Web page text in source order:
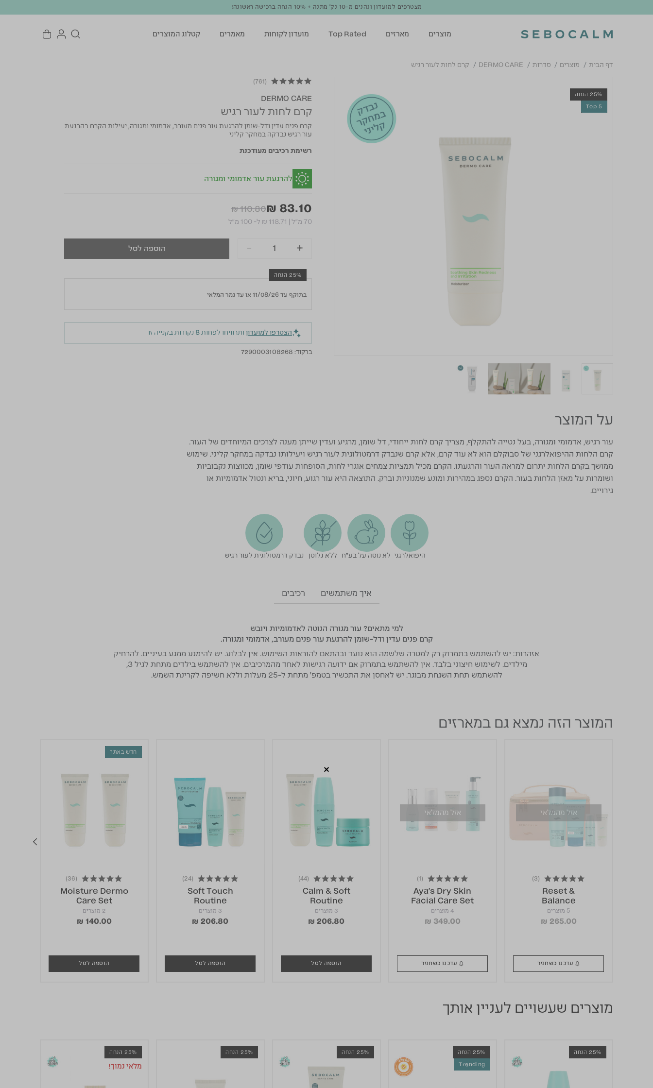
מצטרפים למועדון ונהנים מ-10 נק' מתנה + 10% הנחה ברכישה ראשונה!
מוצרים מארזים Top Rated מועדון לקוחות מאמרים קטלוג המוצרים
דף הבית מוצרים סדרות DERMO CARE קרם לחות לעור רגיש
Top 5
25% הנחה
4.9 star rating
(761)
DERMO CARE
קרם לחות לעור רגיש
קרם פנים עדין ודל-שומן להרגעת עור פנים מעורב, אדמומי ומגורה, יעילות הקרם בהרגעת
עור רגיש נבדקה במחקר קליני
רשימת רכיבים מעודכנת
להרגעת עור אדמומי ומגורה
₪ 83.10
Price reduced from
₪ 110.80to
70 מ"ל ₪ 118.71 ל- 100 מ"ל
+
- הוספה לסל
25% הנחה
בתוקף עד 11/08/26 או עד גמר המלאי
הצטרפו למועדון ותרוויחו לפחות 8 נקודות בקנייה זו
ברקוד: 7290003108268
על המוצר
עור רגיש, אדמומי ומגורה, בעל נטייה להתקלף, מצריך קרם לחות ייחודי, דל שומן, מרגיע ועדין שייתן מענה לצרכים המיוחדים של העור.
קרם הלחות ההיפואלרגני של סבוקלם הוא לא עוד קרם, אלא קרם שנבדק דרמטולוגית לעור רגיש ויעילותו נבדקה במחקר קליני. שימוש
ממושך בקרם הלחות יתרום למראה העור והרגעתו. הקרם מכיל תמציות צמחים אוגרי לחות, הסופחות עודפי שומן, מכווצות נקבוביות
ושומרות על מאזן הלחות בעור. הקרם נספג במהירות ומונע שמנוניות וברק. התוצאה היא עור רגוע, חיוני, בריא ונטול אדמומיות או
גירויים.
היפואלרגני לא נוסה על בע"ח ללא גלוטן נבדק דרמטולוגית לעור רגיש
איך משתמשים רכיבים
למי מתאים? עור מגורה הנוטה לאדמומיות ויובש
קרם פנים עדין ודל-שומן להרגעת עור פנים מעורב, אדמומי ומגורה.
אזהרות: יש להשתמש בתמרוק רק למטרה שלשמה הוא נועד ובהתאם להוראות השימוש. אין לבלוע. יש להימנע ממגע בעיניים. להרחיק
מילדים. לשימוש חיצוני בלבד. אין להשתמש בתמרוק אם ידועה רגישות לאחד מהמרכיבים. אין להשתמש בילדים מתחת לגיל 3,
להשתמש תחת השגחת מבוגר. יש לאחסן את התכשיר בטמפ' מתחת ל-25 מעלות וללא חשיפה לקרינת השמש.
המוצר הזה נמצא גם במארזים
אזל מהמלאי
5.0 star rating
(3)
Reset &
Balance
Routine
5 מוצרים
₪ 265.00
אזל מהמלאי
5.0 star rating
(1)
Aya’s Dry Skin
Facial Care Set
4 מוצרים
₪ 349.00
4.8 star rating
(44)
Calm & Soft
Routine
3 מוצרים
₪ 206.80
הוספה לסל
4.8 star rating
(24)
Soft Touch
Routine
3 מוצרים
₪ 206.80
הוספה לסל
חדש באתר
4.8 star rating
(36)
Moisture Dermo
Care Set
2 מוצרים
₪ 140.00
הוספה לסל
מוצרים שעשויים לעניין אותך
25% הנחה
Trending
25% הנחה 25% הנחה 25% הנחה 25% הנחה
מלאי נמוך!